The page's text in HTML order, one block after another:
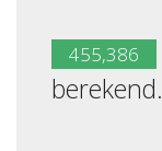
455,386
berekend.